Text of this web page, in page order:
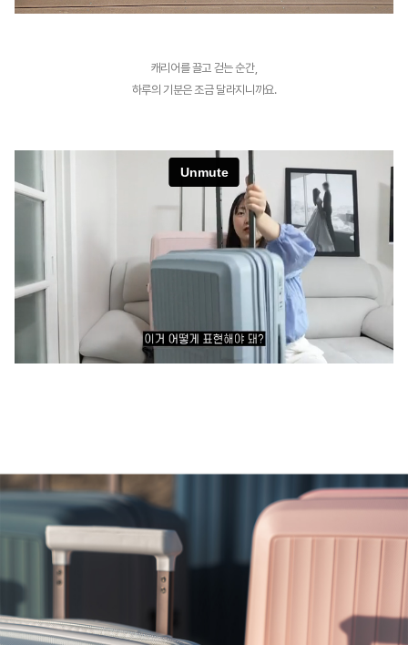
캐리어를 끌고 걷는 순간,
하루의 기분은 조금 달라지니까요.